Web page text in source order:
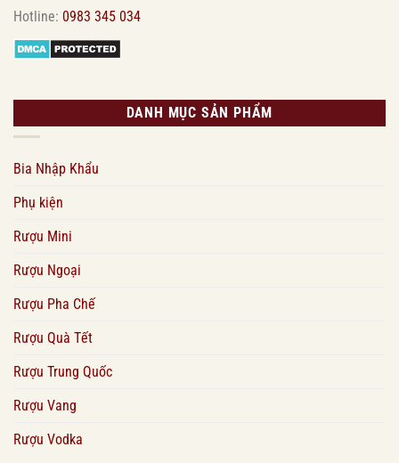
Hotline: 0983 345 034
DANH MỤC SẢN PHẨM
Bia Nhập Khẩu
Phụ kiện
Rượu Mini
Rượu Ngoại
Rượu Pha Chế
Rượu Quà Tết
Rượu Trung Quốc
Rượu Vang
Rượu Vodka